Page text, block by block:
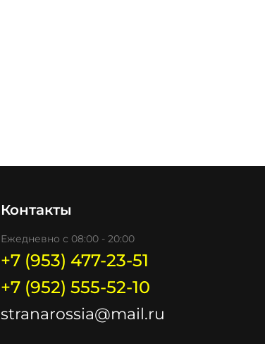
Контакты
Ежедневно с 08:00 - 20:00
+7 (953) 477-23-51
+7 (952) 555-52-10
stranarossia@mail.ru